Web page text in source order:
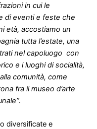
in cui le
di eventi e feste che
età, accostiamo un
tutta l’estate, una
nel capoluogo con
e i luoghi di socialità,
comunità, come
fra il museo d’arte
diversificate e